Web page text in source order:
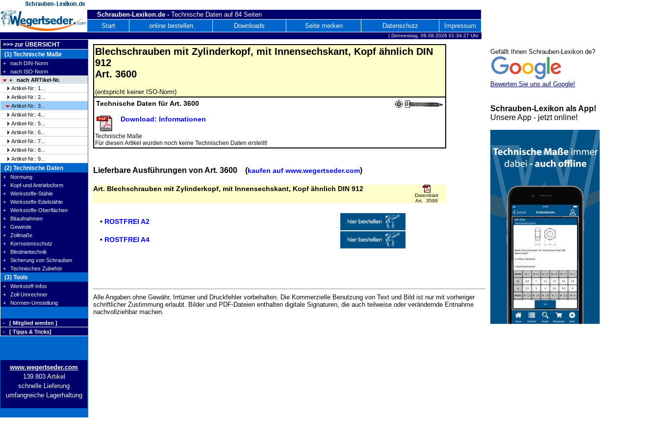
Schrauben-Lexikon.de - Technische Daten auf 84 Seiten
Start
online bestellen Downloads Seite merken Datenschutz Impressum
| Donnerstag, 06.08.2026 01:34:27 Uhr
>>> zur ÜBERSICHT
(1) Technische Maße
+ nach DIN-Norm
+ nach ISO-Norm
+ nach ARTikel-Nr.
Artikel-Nr.: 1...
Artikel-Nr.: 2...
Artikel-Nr.: 3...
Artikel-Nr.: 4...
Artikel-Nr.: 5...
Artikel-Nr.: 6...
Artikel-Nr.: 7...
Artikel-Nr.: 8...
Artikel-Nr.: 9...
(2) Technische Daten
+ Normung
+ Kopf-und Antriebsform
+ Werkstoffe-Stähle
+ Werkstoffe-Edelstähle
+ Werkstoffe-Oberflächen
+ Bitaufnahmen
+ Gewinde
+ Zollmaße
+ Korrosionsschutz
+ Blindniettechnik
+ Sicherung von Schrauben
+ Technisches Zubehör
(3) Tools
+ Werkstoff-Infos
+ Zoll-Umrechner
+ Normen-Umstellung
- [ Mitglied werden ]
- [ Tipps & Tricks]
www.wegertseder.com
139.803 Artikel
schnelle Lieferung
umfangreiche Lagerhaltung
Blechschrauben mit Zylinderkopf, mit Innensechskant, Kopf ähnlich DIN
912
Art. 3600
(entspricht keiner ISO-Norm)
Technische Daten für Art. 3600
Download: Informationen
Technische Maße
Für diesen Artikel wurden noch keine Technischen Daten erstellt!
Lieferbare Ausführungen von Art. 3600 (kaufen auf www.wegertseder.com)
Art. Blechschrauben mit Zylinderkopf, mit Innensechskant, Kopf ähnlich DIN 912
Datenblatt
Art. 3598
• ROSTFREI A2
• ROSTFREI A4
Alle Angaben ohne Gewähr, Irrtümer und Druckfehler vorbehalten. Die Kommerzielle Benutzung von Text und Bild ist nur mit vorheriger
schriftlicher Zustimmung erlaubt. Bilder und PDF-Dateien enthalten digitale Signaturen, die auch teilweise oder verändernde Entnahme
nachvollziehbar machen.
Gefällt Ihnen Schrauben-Lexikon.de?
Bewerten Sie uns auf Google!
Schrauben-Lexikon als App!
Unsere App - jetzt online!